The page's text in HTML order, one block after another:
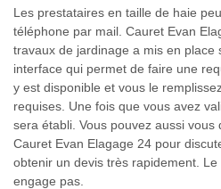
Les prestataires en taille de haie
téléphone par mail. Cauret Evan
travaux de jardinage a mis en place
interface qui permet de faire une
y est disponible et vous le
requises. Une fois que vous avez
sera établi. Vous pouvez aussi vous
Cauret Evan Elagage 24 pour
obtenir un devis très rapidement.
engage pas.